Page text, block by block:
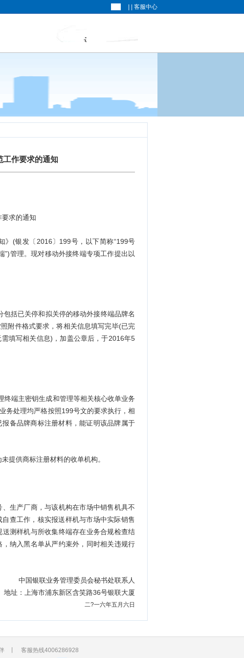
客服中心
工作要求的通知
求的通知
(银发〔2016〕199号，以下简称“199号
”)管理。现对移动外接终端专项工作提出以
括已关停和拟关停的移动外接终端品牌名
附件格式要求，将相关信息填写完毕(已完
填写相关信息)，加盖公章后，于2016年5
端主密钥生成和管理等相关核心收单业务
务处理均严格按照199号文的要求执行，相
备品牌商标注册材料，能证明该品牌属于
供商标注册材料的收单机构。
生产厂商，与该机构在市场中销售机具不
查工作，核实报送样机与市场中实际销售
测样机与所收集终端存在业务合规检查结
纳入黑名单从严约束外，同时相关违规行
中国银联业务管理委员会秘书处联系人
址：上海市浦东新区含笑路36号银联大厦
二?一六年五月六日
丨 客服热线4006286928